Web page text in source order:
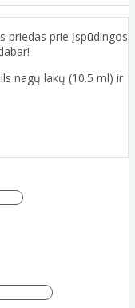
priedas prie įspūdingos
nagų lakų (10.5 ml) ir